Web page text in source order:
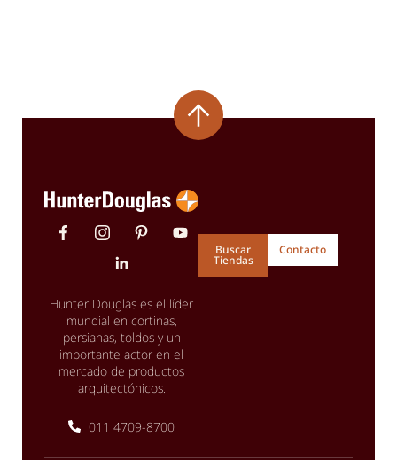
Hunter Douglas es el líder
mundial en cortinas,
persianas, toldos y un
importante actor en el
mercado de productos
arquitectónicos.
011 4709-8700
Buscar
Tiendas
Contacto